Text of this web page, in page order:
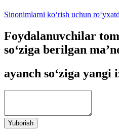
Sinonimlarni ko‘rish uchun
Foydalanuvchilar
so‘ziga berilgan
ayanch so‘ziga yangi
Yuborish